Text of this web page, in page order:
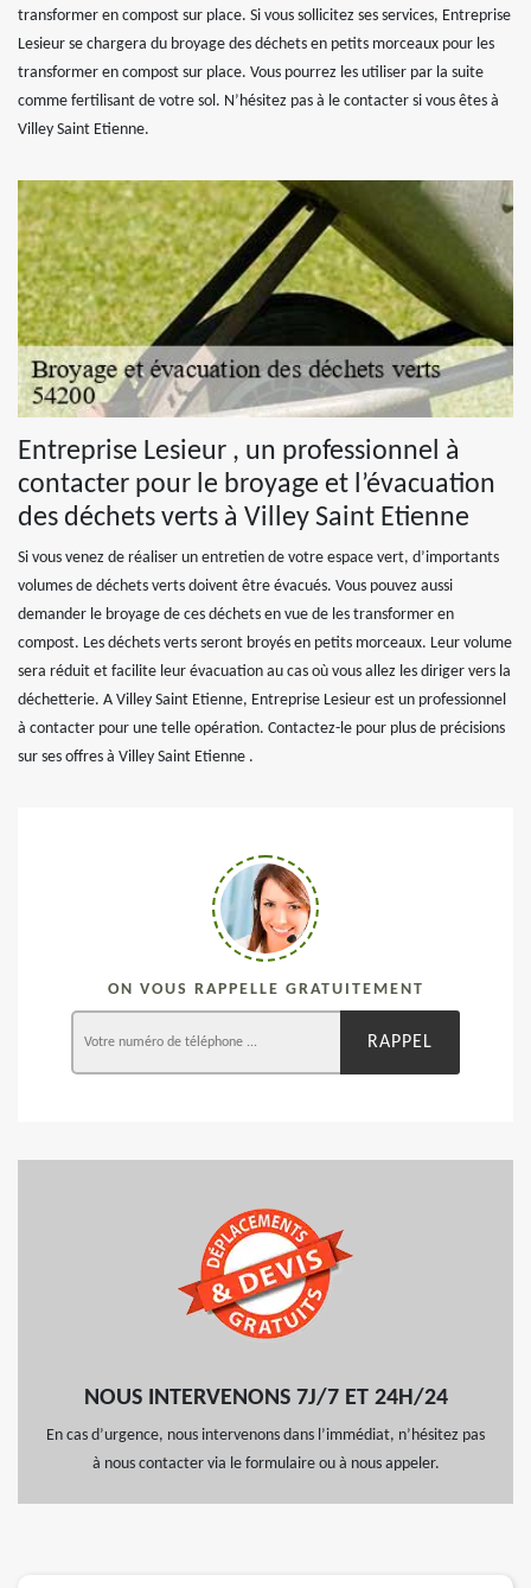
transformer en compost sur place. Si vous sollicitez ses services, Entreprise
Lesieur se chargera du broyage des déchets en petits morceaux pour les
transformer en compost sur place. Vous pourrez les utiliser par la suite
comme fertilisant de votre sol. N’hésitez pas à le contacter si vous êtes à
Villey Saint Etienne.
Entreprise Lesieur , un professionnel à
contacter pour le broyage et l’évacuation
des déchets verts à Villey Saint Etienne
Si vous venez de réaliser un entretien de votre espace vert, d’importants
volumes de déchets verts doivent être évacués. Vous pouvez aussi
demander le broyage de ces déchets en vue de les transformer en
compost. Les déchets verts seront broyés en petits morceaux. Leur volume
sera réduit et facilite leur évacuation au cas où vous allez les diriger vers la
déchetterie. A Villey Saint Etienne, Entreprise Lesieur est un professionnel
à contacter pour une telle opération. Contactez-le pour plus de précisions
sur ses offres à Villey Saint Etienne .
ON VOUS RAPPELLE GRATUITEMENT
NOUS INTERVENONS 7J/7 ET 24H/24
En cas d’urgence, nous intervenons dans l’immédiat, n’hésitez pas
à nous contacter via le formulaire ou à nous appeler.